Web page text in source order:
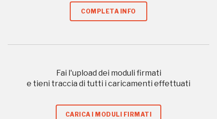
COMPLETA INFO
Fai l'upload dei moduli firmati
e tieni traccia di tutti i caricamenti effettuati
CARICA I MODULI FIRMATI
Ingresso gratuito
Gallerie